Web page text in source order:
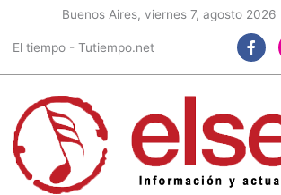
Buenos Aires, viernes 7, agosto 2026 |
El tiempo - Tutiempo.net
F
a
o
-